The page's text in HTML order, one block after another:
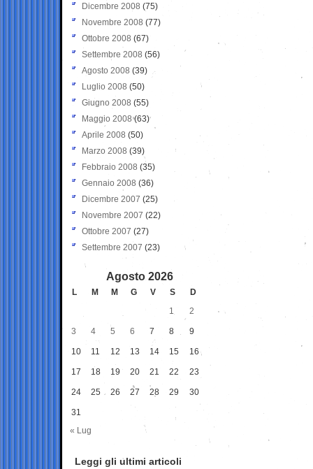
Dicembre 2008 (75)
Novembre 2008 (77)
Ottobre 2008 (67)
Settembre 2008 (56)
Agosto 2008 (39)
Luglio 2008 (50)
Giugno 2008 (55)
Maggio 2008(63)
Aprile 2008 (50)
Marzo 2008 (39)
Febbraio 2008 (35)
Gennaio 2008 (36)
Dicembre 2007 (25)
Novembre 2007 (22)
Ottobre 2007 (27)
Settembre 2007 (23)
Agosto 2026
L M M G V S
D
1
2
3 4 5 6 7 8 9
10 11 12 13 14 15 16
17 18 19 20 21 22 23
24 25 26 27 28 29 30
31
« Lug
Leggi gli ultimi articoli